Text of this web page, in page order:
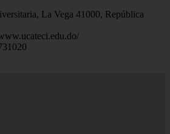
La Vega 41000, República